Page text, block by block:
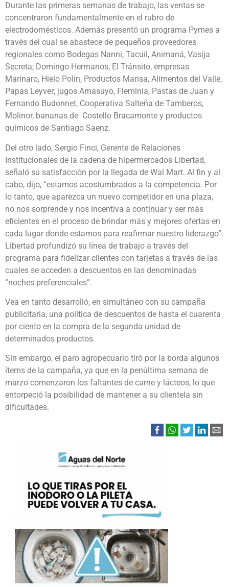
Durante las primeras semanas de trabajo, las ventas se
concentraron fundamentalmente en el rubro de
electrodomésticos. Además presentó un programa Pymes a
través del cual se abastece de pequeños proveedores
regionales como Bodegas Nanni, Tacuil, Animaná, Vasija
Secreta; Domingo Hermanos, El Tránsito, empresas
Marinaro, Hielo Polín, Productos Marisa, Alimentos del Valle,
Papas Leyver; jugos Amasuyo, Fleminia, Pastas de Juan y
Fernando Budonnet, Cooperativa Salteña de Tamberos,
Molinor, bananas de Costello Bracamonte y productos
químicos de Santiago Saenz.
Del otro lado, Sergio Finci, Gerente de Relaciones
Institucionales de la cadena de hipermercados Libertad,
señaló su satisfacción por la llegada de Wal Mart. Al fin y al
cabo, dijo, “estamos acostumbrados a la competencia. Por
lo tanto, que aparezca un nuevo competidor en una plaza,
no nos sorprende y nos incentiva a continuar y ser más
eficientes en el proceso de brindar más y mejores ofertas en
cada lugar donde estamos para reafirmar nuestro liderazgo”.
Libertad profundizó su línea de trabajo a través del
programa para fidelizar clientes con tarjetas a través de las
cuales se acceden a descuentos en las denominadas
“noches preferenciales”.
Vea en tanto desarrolló, en simultáneo con su campaña
publicitaria, una política de descuentos de hasta el cuarenta
por ciento en la compra de la segunda unidad de
determinados productos.
Sin embargo, el paro agropecuario tiró por la borda algunos
ítems de la campaña, ya que en la penúltima semana de
marzo comenzaron los faltantes de carne y lácteos, lo que
entorpeció la posibilidad de mantener a su clientela sin
dificultades.